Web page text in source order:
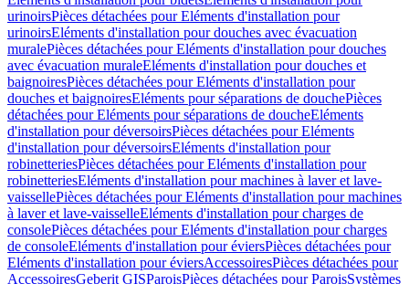
urinoirsPièces détachées pour Eléments d'installation pour
urinoirsEléments d'installation pour douches avec évacuation
muralePièces détachées pour Eléments d'installation pour douches
avec évacuation muraleEléments d'installation pour douches et
baignoiresPièces détachées pour Eléments d'installation pour
douches et baignoiresEléments pour séparations de douchePièces
détachées pour Eléments pour séparations de doucheEléments
d'installation pour déversoirsPièces détachées pour Eléments
d'installation pour déversoirsEléments d'installation pour
robinetteriesPièces détachées pour Eléments d'installation pour
robinetteriesEléments d'installation pour machines à laver et lave-
vaissellePièces détachées pour Eléments d'installation pour machines
à laver et lave-vaisselleEléments d'installation pour charges de
consolePièces détachées pour Eléments d'installation pour charges
de consoleEléments d'installation pour éviersPièces détachées pour
Eléments d'installation pour éviersAccessoiresPièces détachées pour
AccessoiresGeberit GISParoisPièces détachées pour ParoisSystèmes